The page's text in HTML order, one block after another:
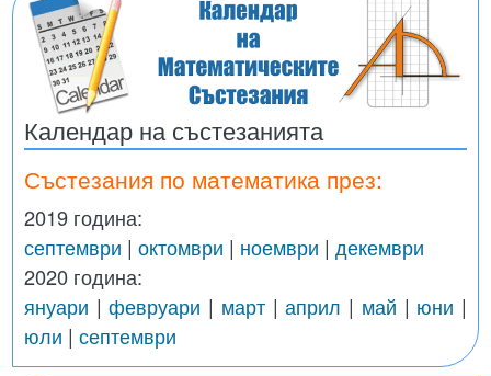
Календар на състезанията
Състезания по математика през:
2019 година:
септември | октомври | ноември | декември
2020 година:
януари |февруари | март|април | май | юни |
юли | септември